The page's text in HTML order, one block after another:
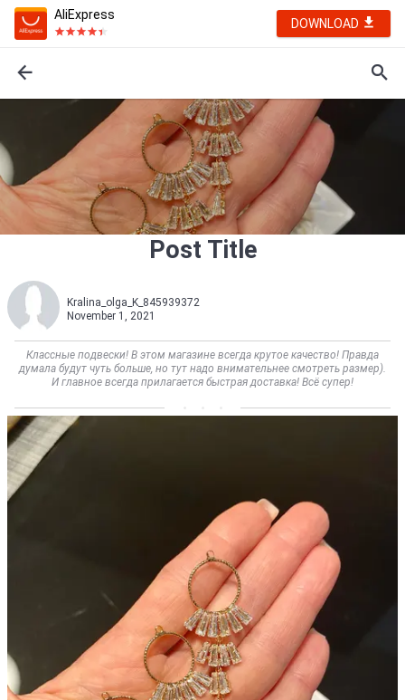
AliExpress
DOWNLOAD
Post Title
Kralina_olga_K_845939372
November 1, 2021
Классные подвески! В этом магазине всегда крутое качество! Правда
думала будут чуть больше, но тут надо внимательнее смотреть размер).
И главное всегда прилагается быстрая доставка! Всё супер!